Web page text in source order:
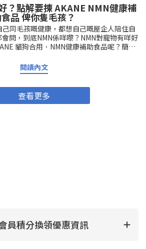
？點解要揀 AKANE NMN健康補
品 俾你隻毛孩？
同毛孩嘅健康，都想自己嘅屋企人陪住自
問，到底NMN係咩嚟？NMN對寵物有咩好
貓狗合用．NMN健康補助食品呢？簡單
加NAD+水平，提昇能量、抗氧化、加速新
唔單止人類，係動物身上都有正面效果。
內到外全面提升毛孩健康狀態抗衰老、保持
身體機能會慢慢退化。NMN可以維持細胞能
、B2、B6、B12）、維他命C 支持能量新
閱讀內文
查看更多
員積分換領優惠資訊